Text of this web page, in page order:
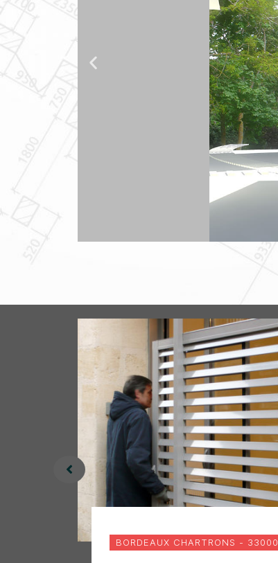
BORDEAUX CHARTRONS - 33000